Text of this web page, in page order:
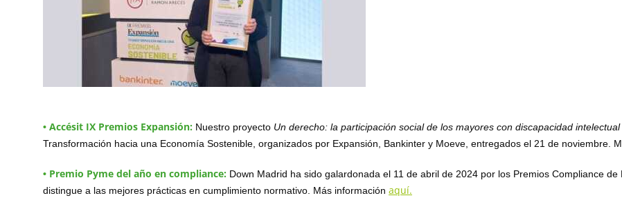
• Accésit IX Premios Expansión: Nuestro proyecto Un derecho: la participación social de los mayores con discapacidad intelectual
Transformación hacia una Economía Sostenible, organizados por Expansión, Bankinter y Moeve, entregados el 21 de noviembre.
• Premio Pyme del año en compliance: Down Madrid ha sido galardonada el 11 de abril de 2024 por los Premios Compliance
distingue a las mejores prácticas en cumplimiento normativo. Más información aquí.